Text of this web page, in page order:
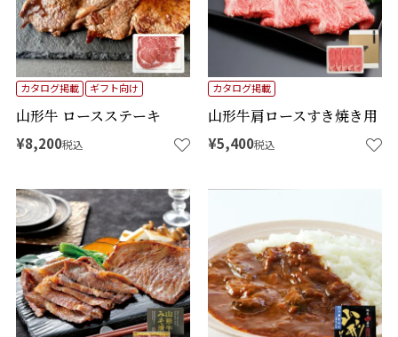
山形牛 ロースステーキ
カタログ掲載 ギフト向け
¥8,200税込
山形牛肩ロースすき焼き用
カタログ掲載
¥5,400税込